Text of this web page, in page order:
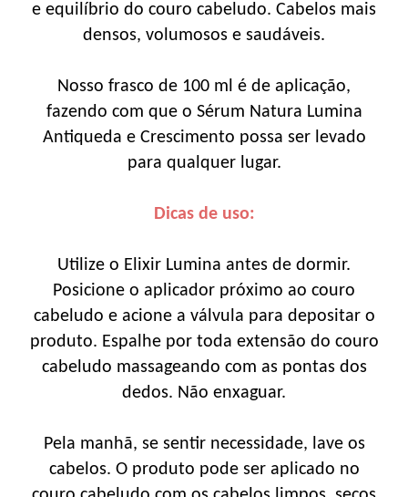
e equilíbrio do couro cabeludo. Cabelos mais
densos, volumosos e saudáveis.
Nosso frasco de 100 ml é de aplicação,
fazendo com que o Sérum Natura Lumina
Antiqueda e Crescimento possa ser levado
para qualquer lugar.
Dicas de uso:
Utilize o Elixir Lumina antes de dormir.
Posicione o aplicador próximo ao couro
cabeludo e acione a válvula para depositar o
produto. Espalhe por toda extensão do couro
cabeludo massageando com as pontas dos
dedos. Não enxaguar.
Pela manhã, se sentir necessidade, lave os
cabelos. O produto pode ser aplicado no